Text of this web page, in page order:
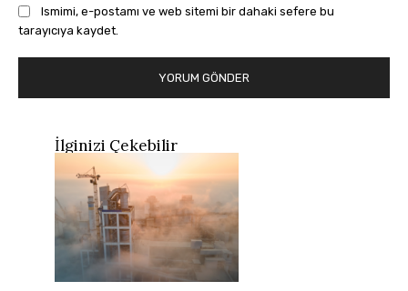
Ismimi, e-postamı ve web sitemi bir dahaki sefere bu
tarayıcıya kaydet.
İlginizi Çekebilir